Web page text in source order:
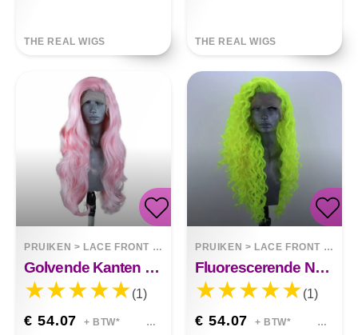
THE REAL WIGS THE REAL WIGS
PRUIKEN > LACE FRONT WIGS
Golvende Kanten Pruik Lichtroze
(1)
€ 54.07 + BTW*
PRUIKEN > LACE FRONT WIGS
Fluorescerende Neon Groene Pruik Krullend Lang
(1)
€ 54.07 + BTW*